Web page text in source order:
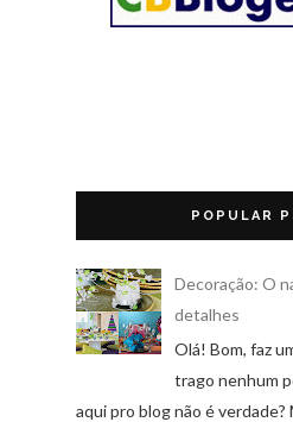
POPULAR
Decoração: O
detalhes
Olá! Bom, faz
trago nenhum
aqui pro blog não é verdade?